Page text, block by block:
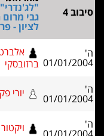
ע"ש
מרום ראשון 2.0
2.0
אלברט
0
-
1
יורי פקורין 0.5
-
0.5
ויקטור ברמן 1
-
0